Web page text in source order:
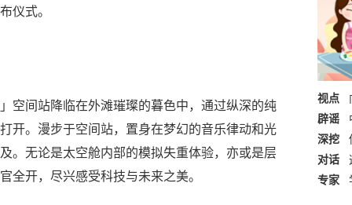
仪式。
间站降临在外滩璀璨的暮色中，通过纵深的纯
开。漫步于空间站，置身在梦幻的音乐律动和光
。无论是太空舱内部的模拟失重体验，亦或是层
全开，尽兴感受科技与未来之美。
视点
辟谣
深挖
对话
专家